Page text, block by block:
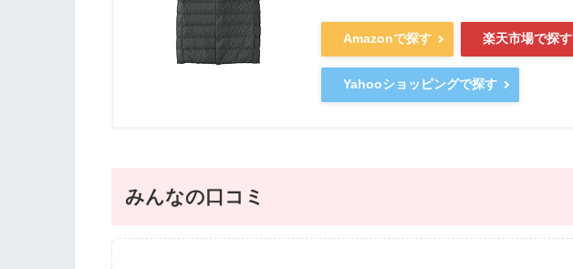
Amazonで探す 楽天市場で探す
Yahooショッピングで探す
みんなの口コミ